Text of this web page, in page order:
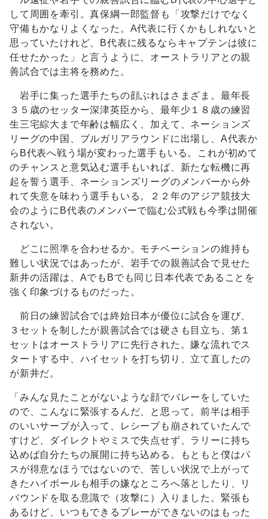
して周囲を牽引。真保綱一郎監督も「攻撃だけでなく
守備もかなりよくなった。A代表に行くかもしれないと
思っていたけれど、B代表に残るならキャプテンは彼に
任せたかった」と言うように、オーストラリアとの親
善試合では主将を務めた。
岩手に集った選手たちの顔ぶれはさまざま。最年長
３５歳のセッター深津英臣から、最年少１８歳の練習
生三宅綜大まで年齢は幅広く、加えて、ネーションズ
リーグの中国、ブルガリアラウンドに出場し、A代表か
らB代表へ戦う場が変わった選手もいる。これが初めて
のチャンスと意気込む選手もいれば、新たな転機に再
起を誓う選手、ネーションズリーグのメンバーから外
れて失意を味わう選手もいる。２２年のアジア競技大
会のようにB代表のメンバーで臨む公式戦も今季は開催
されない。
どこに照準を合わせるか。モチベーションの維持も
難しい状況ではあったが、岩手での親善試合で見せた
新井の活躍は、AでもBでも同じ日本代表であることを
強く印象づけるものだった。
前日の練習試合では終始日本が優位に試合を運び、
３セットを制したが親善試合では硬さも目立ち、第１
セットはオーストラリアに先行された。嫌な流れでス
タートする中、ハイセットを打ち切り、立て直したの
が新井だ。
「みんな見たことがないような顔でバレーをしていた
ので、こんなに緊張するんだ、と思って。前半は相手
のいいサーブが入って、レシーブも崩されていたんで
すけど、ダイレクトやミスで失点せず、ラリーに持ち
込めば自分たちの展開に持ち込める。もともと僕はパ
スが得意なほうではないので、苦しい状況で上がって
きたハイボールも相手の嫌なところへ落としたり、リ
バウンドを取る意識で（攻撃に）入りました。緊張も
あるけど、いつもできるプレーができないのはもった